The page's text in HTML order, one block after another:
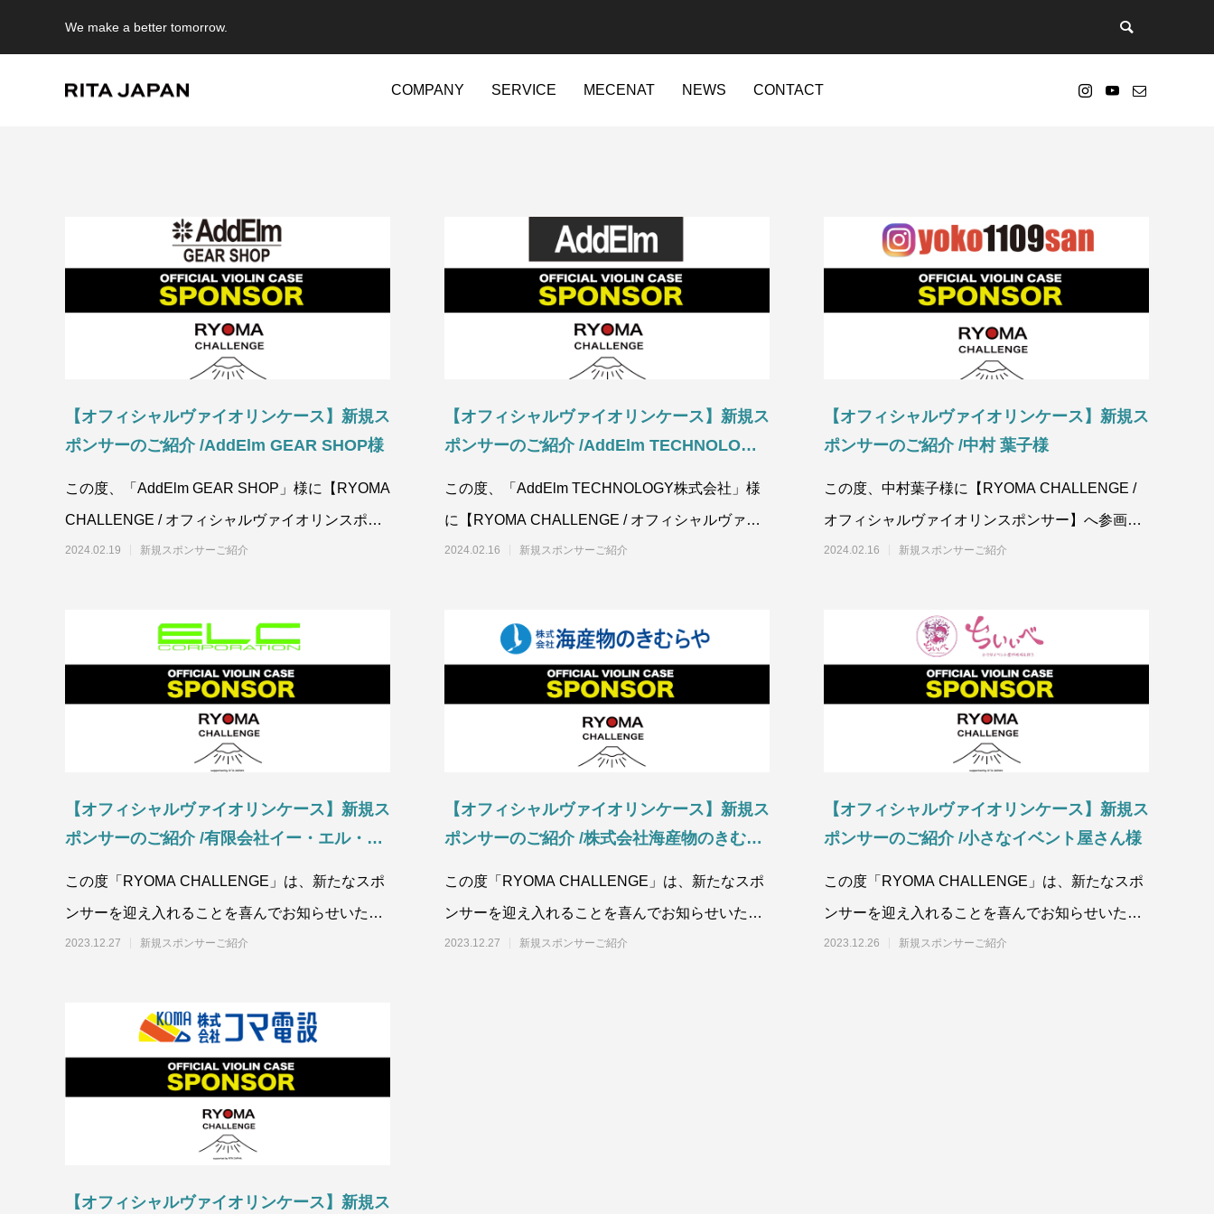
We make a better tomorrow.
COMPANY SERVICE MECENAT NEWS CONTACT
【オフィシャルヴァイオリンケース】新規ス
ポンサーのご紹介 /AddElm GEAR SHOP様
この度、「AddElm GEAR SHOP」様に【RYOMA
CHALLENGE / オフィシャルヴァイオリンスポン
サー】へ参画頂きました
2024.02.19 新規スポンサーご紹介
【オフィシャルヴァイオリンケース】新規ス
ポンサーのご紹介 /AddElm TECHNOLOGY
この度、「AddElm TECHNOLOGY株式会社」様
に【RYOMA CHALLENGE / オフィシャルヴァイ
オリンスポンサー】へ参
2024.02.16 新規スポンサーご紹介
【オフィシャルヴァイオリンケース】新規ス
ポンサーのご紹介 /中村 葉子様
この度、中村葉子様に【RYOMA CHALLENGE /
オフィシャルヴァイオリンスポンサー】へ参画頂
きましたことをお知らせいたし
2024.02.16 新規スポンサーご紹介
【オフィシャルヴァイオリンケース】新規ス
ポンサーのご紹介 /有限会社イー・エル・シ
この度「RYOMA CHALLENGE」は、新たなスポ
ンサーを迎え入れることを喜んでお知らせいたし
ます！この度、有限会社イー・エル・シー・
2023.12.27 新規スポンサーご紹介
【オフィシャルヴァイオリンケース】新規ス
ポンサーのご紹介 /株式会社海産物のきむら
この度「RYOMA CHALLENGE」は、新たなスポ
ンサーを迎え入れることを喜んでお知らせいたし
ます！この度、株式会社海産物のきむらや様
2023.12.27 新規スポンサーご紹介
【オフィシャルヴァイオリンケース】新規ス
ポンサーのご紹介 /小さなイベント屋さん様
この度「RYOMA CHALLENGE」は、新たなスポ
ンサーを迎え入れることを喜んでお知らせいたし
ます！この度、小さなイベント屋さん様のロ
2023.12.26 新規スポンサーご紹介
【オフィシャルヴァイオリンケース】新規ス